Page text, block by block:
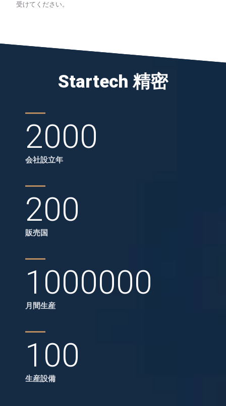
受けてください。
Startech 精密
2000
会社設立年
200
販売国
1000000
月間生産
100
生産設備